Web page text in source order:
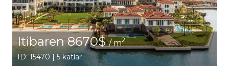
Itibaren 8670$/ m2
ID: 15470 | 5 katlar